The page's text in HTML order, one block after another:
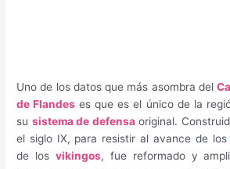
Uno de los datos que más asombra del
de Flandes es que es el único de la
su sistema de defensaoriginal.
el siglo IX, para resistir al avance de
de los vikingos, fue reformado y